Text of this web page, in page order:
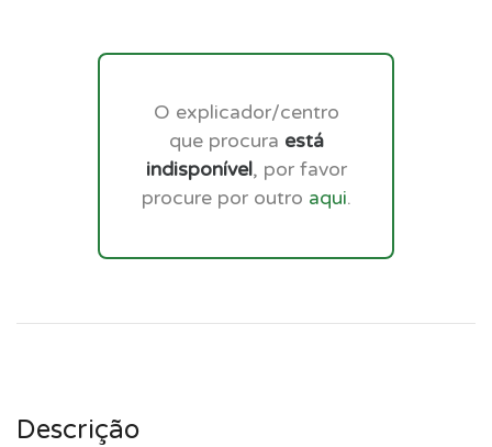
O explicador/centro
que procura está
indisponível, por favor
procure por outro aqui.
Descrição